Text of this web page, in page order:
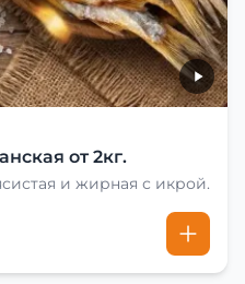
от 2кг.
и жирная с икрой.